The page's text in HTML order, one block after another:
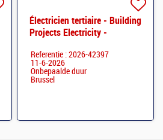
Électricien tertiaire - Building
Projects Electricity -
Referentie : 2026-42397
11-6-2026
Onbepaalde duur
Brussel